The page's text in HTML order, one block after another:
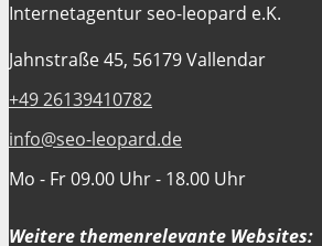
Internetagentur seo-leopard e.K.
Jahnstraße 45, 56179 Vallendar
+49 26139410782
info@seo-leopard.de
Mo - Fr 09.00 Uhr - 18.00 Uhr
Weitere themenrelevante Websites: